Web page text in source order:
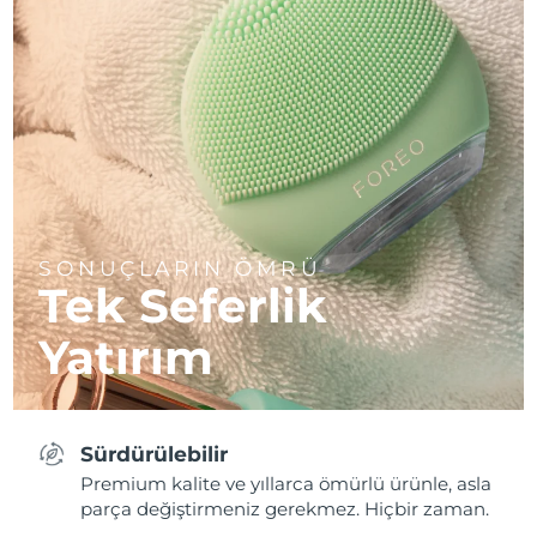
SONUÇLARIN ÖMRÜ
Tek Seferlik
Yatırım
Sürdürülebilir
Premium kalite ve yıllarca ömürlü ürünle, asla
parça değiştirmeniz gerekmez. Hiçbir zaman.